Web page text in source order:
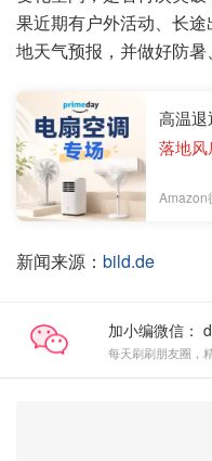
果近期有户外活动、长
地天气预报，并做好防暑
高温
落地
Amazon
新闻来源： bild.de
加小编微信：
每天刷刷朋友圈，